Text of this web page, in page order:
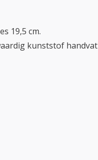
19,5 cm.
kunststof handvat